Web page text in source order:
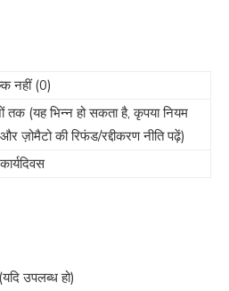
नहीं (0)
तक (यह भिन्न हो सकता है, कृपया नियम
ज़ोमैटो की रिफंड/रद्दीकरण नीति पढ़ें)
उपलब्ध हो)